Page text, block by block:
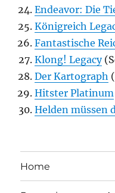
Endeavor: Die
Königreich
Fantastische
Klong! Legacy
Der Kartograph
Hitster Platinum
Helden müssen
Home